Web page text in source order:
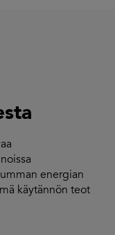
energian
käytännön teot